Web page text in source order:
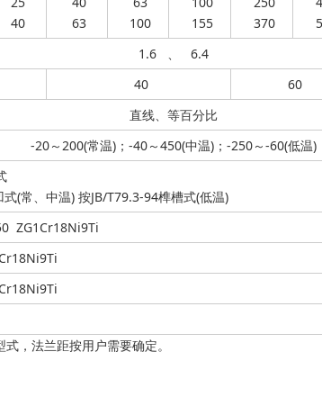
40
63
100
155
370
1.6 、 6.4
40 60
直线、等百分比
-20～200(常温)；-40～450(中温)；-250～-60(低温)
(常、中温) 按JB/T79.3-94榫槽式(低温)
ZG1Cr18Ni9Ti
，法兰距按用户需要确定。